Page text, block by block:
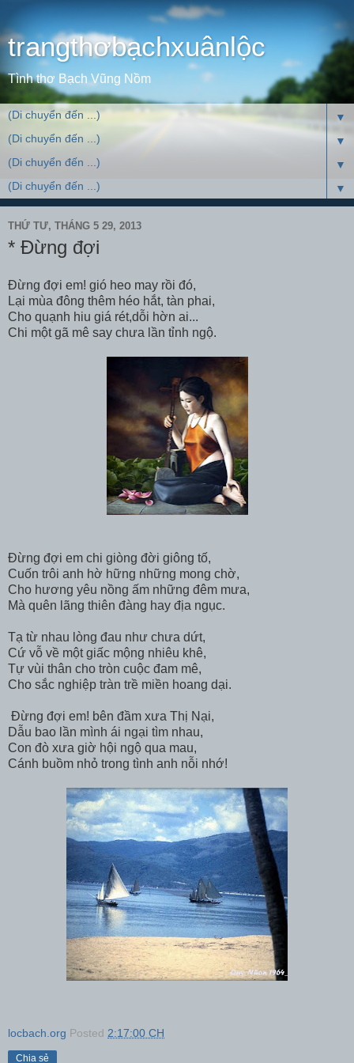
trangthơbạchxuânlộc
Tình thơ Bạch Vũng Nồm
▼
▼
▼
▼
THỨ TƯ, THÁNG 5 29, 2013
* Đừng đợi
Đừng đợi em! gió heo may rồi đó,
Lại mùa đông thêm héo hắt, tàn phai,
Cho quạnh hiu giá rét,dỗi hờn ai...
Chi một gã mê say chưa lần tỉnh ngộ.
Đừng đợi em chi giòng đời giông tố,
Cuốn trôi anh hờ hững những mong chờ,
Cho hương yêu nồng ấm những đêm mưa,
Mà quên lãng thiên đàng hay địa ngục.
Tạ từ nhau lòng đau như chưa dứt,
Cứ vỗ về một giấc mộng nhiêu khê,
Tự vùi thân cho tròn cuộc đam mê,
Cho sắc nghiệp tràn trề miền hoang dại.
Đừng đợi em! bên đầm xưa Thị Nại,
Dẫu bao lần mình ái ngại tìm nhau,
Con đò xưa giờ hội ngộ qua mau,
Cánh buồm nhỏ trong tình anh nỗi nhớ!
locbach.org Posted 2:17:00 CH
Chia sẻ